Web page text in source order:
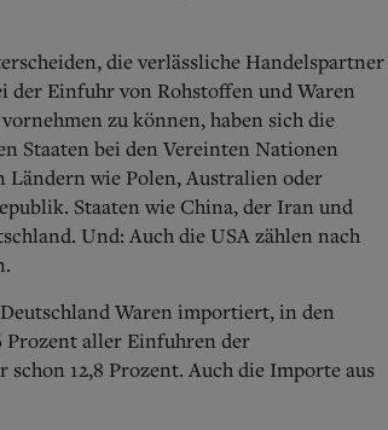
die verlässliche Handelspartner
der Einfuhr von Rohstoffen und Waren
zu können, haben sich die
Staaten bei den Vereinten Nationen
Ländern wie Polen, Australien oder
Staaten wie China, der Iran und
Und: Auch die USA zählen nach
Waren importiert, in den
Prozent aller Einfuhren der
schon 12,8 Prozent. Auch die Importe aus